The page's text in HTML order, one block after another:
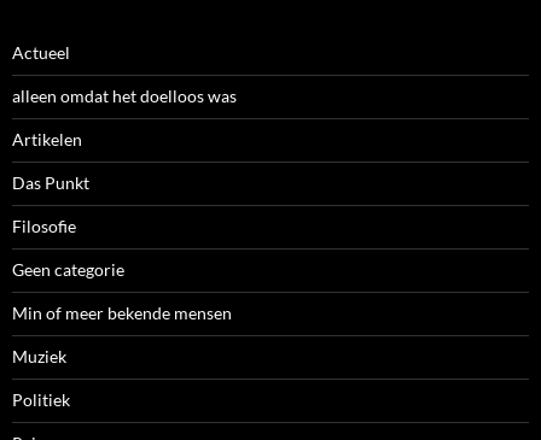
Actueel
alleen omdat het doelloos was
Artikelen
Das Punkt
Filosofie
Geen categorie
Min of meer bekende mensen
Muziek
Politiek